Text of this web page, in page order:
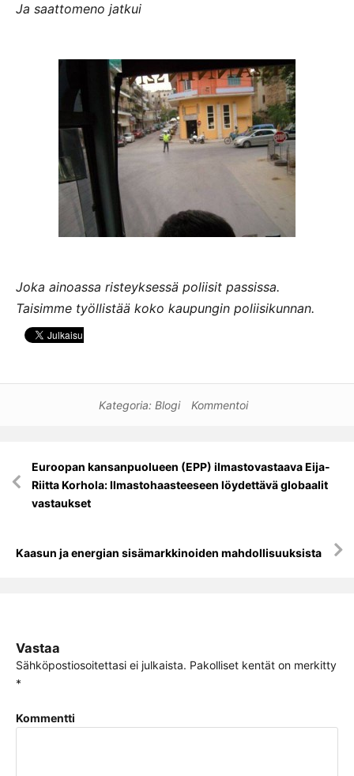
Ja saattomeno jatkui
Joka ainoassa risteyksessä poliisit passissa.
Taisimme työllistää koko kaupungin poliisikunnan.
Kategoria: Blogi Kommentoi
selausEuroopan kansanpuolueen (EPP) ilmastovastaava Eija-
Riitta Korhola: Ilmastohaasteeseen löydettävä globaalit
vastaukset
Kaasun ja energian sisämarkkinoiden mahdollisuuksista
Vastaa
Sähköpostiosoitettasi ei julkaista. Pakolliset kentät on merkitty
*
Kommentti